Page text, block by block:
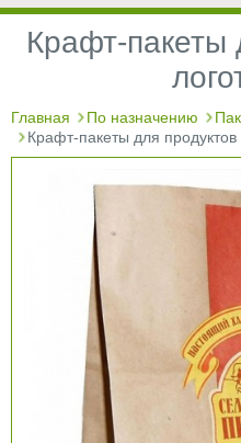
Крафт-пакеты
Главная По назначению
Крафт-пакеты для продуктов